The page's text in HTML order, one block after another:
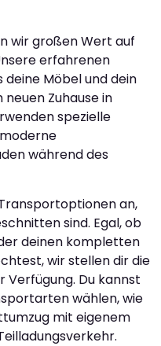
wir großen Wert auf
erfahrenen
Möbel und dein
Zuhause in
spezielle
während des
an,
sind. Egal, ob
deinen kompletten
wir stellen dir die
Verfügung. Du kannst
wählen, wie
mit eigenem